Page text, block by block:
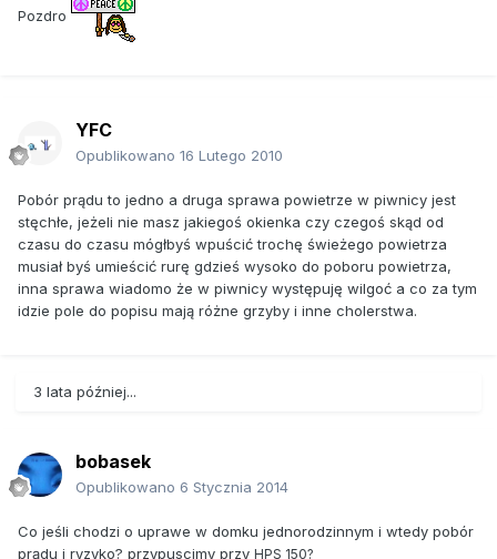
Pozdro
YFC
Opublikowano 16 Lutego 2010
Pobór prądu to jedno a druga sprawa powietrze w piwnicy jest
stęchłe, jeżeli nie masz jakiegoś okienka czy czegoś skąd od
czasu do czasu mógłbyś wpuścić trochę świeżego powietrza
musiał byś umieścić rurę gdzieś wysoko do poboru powietrza,
inna sprawa wiadomo że w piwnicy występuję wilgoć a co za tym
idzie pole do popisu mają różne grzyby i inne cholerstwa.
3 lata później...
bobasek
Opublikowano 6 Stycznia 2014
Co jeśli chodzi o uprawe w domku jednorodzinnym i wtedy pobór
prądu i ryzyko? przypuscimy przy HPS 150?